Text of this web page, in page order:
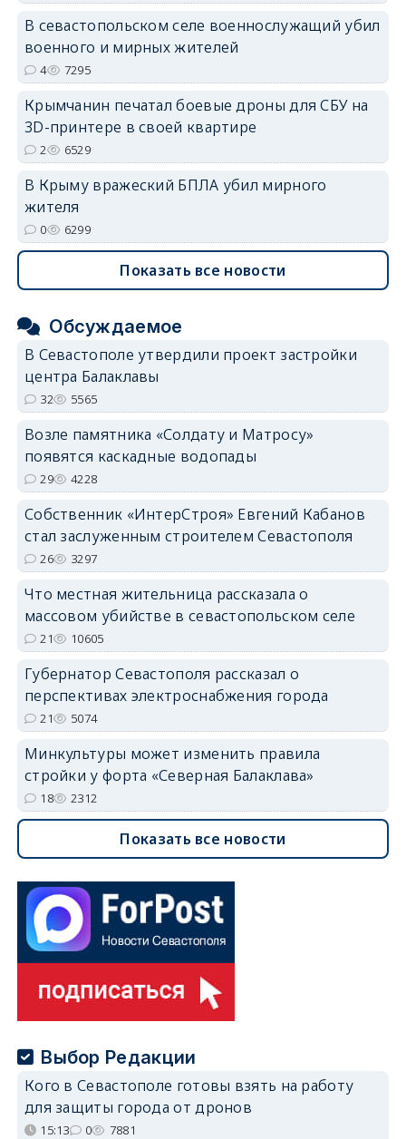
В севастопольском селе военнослужащий убил
военного и мирных жителей
4 7295
Крымчанин печатал боевые дроны для СБУ на
3D-принтере в своей квартире
2 6529
В Крыму вражеский БПЛА убил мирного
жителя
0 6299
Показать все новости
Обсуждаемое
В Севастополе утвердили проект застройки
центра Балаклавы
32 5565
Возле памятника «Солдату и Матросу»
появятся каскадные водопады
29 4228
Собственник «ИнтерСтроя» Евгений Кабанов
стал заслуженным строителем Севастополя
26 3297
Что местная жительница рассказала о
массовом убийстве в севастопольском селе
21 10605
Губернатор Севастополя рассказал о
перспективах электроснабжения города
21 5074
Минкультуры может изменить правила
стройки у форта «Северная Балаклава»
18 2312
Показать все новости
Выбор Редакции
Кого в Севастополе готовы взять на работу
для защиты города от дронов
15:13 0 7881